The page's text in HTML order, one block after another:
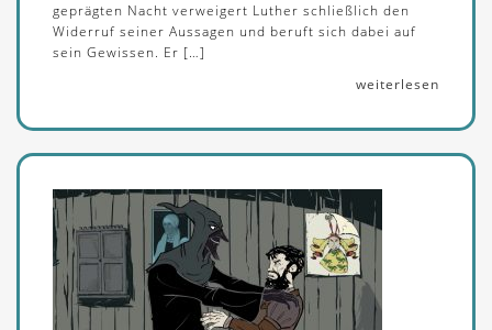
geprägten Nacht verweigert Luther schließlich den
Widerruf seiner Aussagen und beruft sich dabei auf
sein Gewissen. Er […]
weiterlesen